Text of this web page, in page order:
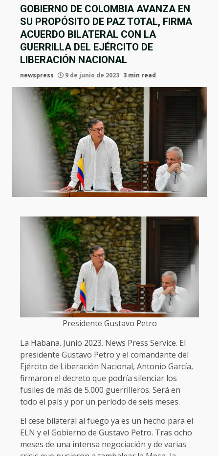
GOBIERNO DE COLOMBIA AVANZA EN
SU PROPÓSITO DE PAZ TOTAL, FIRMA
ACUERDO BILATERAL CON LA
GUERRILLA DEL EJÉRCITO DE
LIBERACIÓN NACIONAL
newspress 9 de junio de 2023 3 min read
Presidente Gustavo Petro
La Habana. Junio 2023. News Press Service. El
presidente Gustavo Petro y el comandante del
Ejército de Liberación Nacional, Antonio García,
firmaron el decreto que podría silenciar los
fusiles de más de 5.000 guerrilleros. Será en
todo el país y por un período de seis meses.
El cese bilateral al fuego ya es un hecho para el
ELN y el Gobierno de Gustavo Petro. Tras ocho
meses de una intensa negociación y de varias